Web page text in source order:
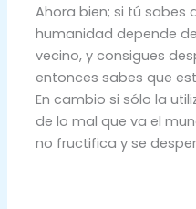
Ahora bien; si tú sabes
humanidad depende
vecino, y consigues
entonces sabes que
En cambio si sólo la
de lo mal que va el
no fructifica y se